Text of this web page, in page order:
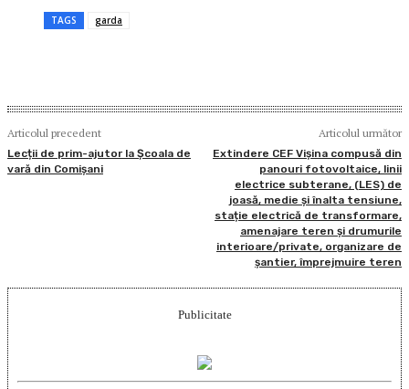
TAGS garda
Articolul precedent
Lecții de prim-ajutor la Școala de
vară din Comișani
Articolul următor
Extindere CEF Vișina compusă din
panouri fotovoltaice, linii
electrice subterane, (LES) de
joasă, medie și înalta tensiune,
stație electrică de transformare,
amenajare teren și drumurile
interioare/private, organizare de
șantier, împrejmuire teren
Publicitate